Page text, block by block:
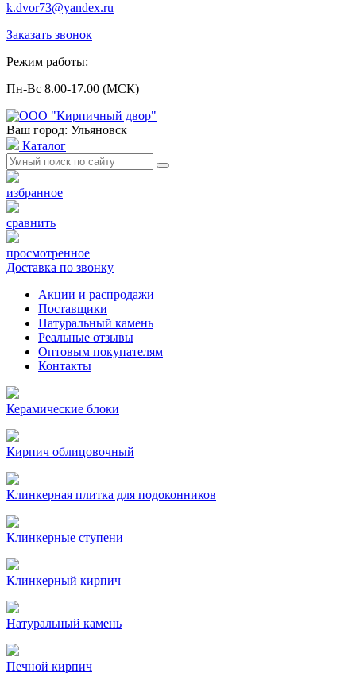
k.dvor73@yandex.ru
Заказать звонок
Режим работы:
Пн-Вс 8.00-17.00 (МСК)
Ваш город: Ульяновск
Каталог
избранное
сравнить
просмотренное
Доставка по звонку
Акции и распродажи
Поставщики
Натуральный камень
Реальные отзывы
Оптовым покупателям
Контакты
Керамические блоки
Кирпич облицовочный
Клинкерная плитка для подоконников
Клинкерные ступени
Клинкерный кирпич
Натуральный камень
Печной кирпич